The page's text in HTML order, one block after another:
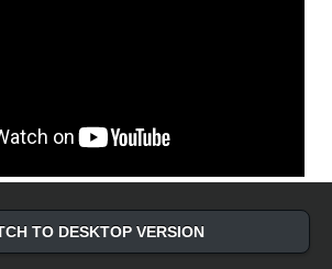
TO DESKTOP VERSION